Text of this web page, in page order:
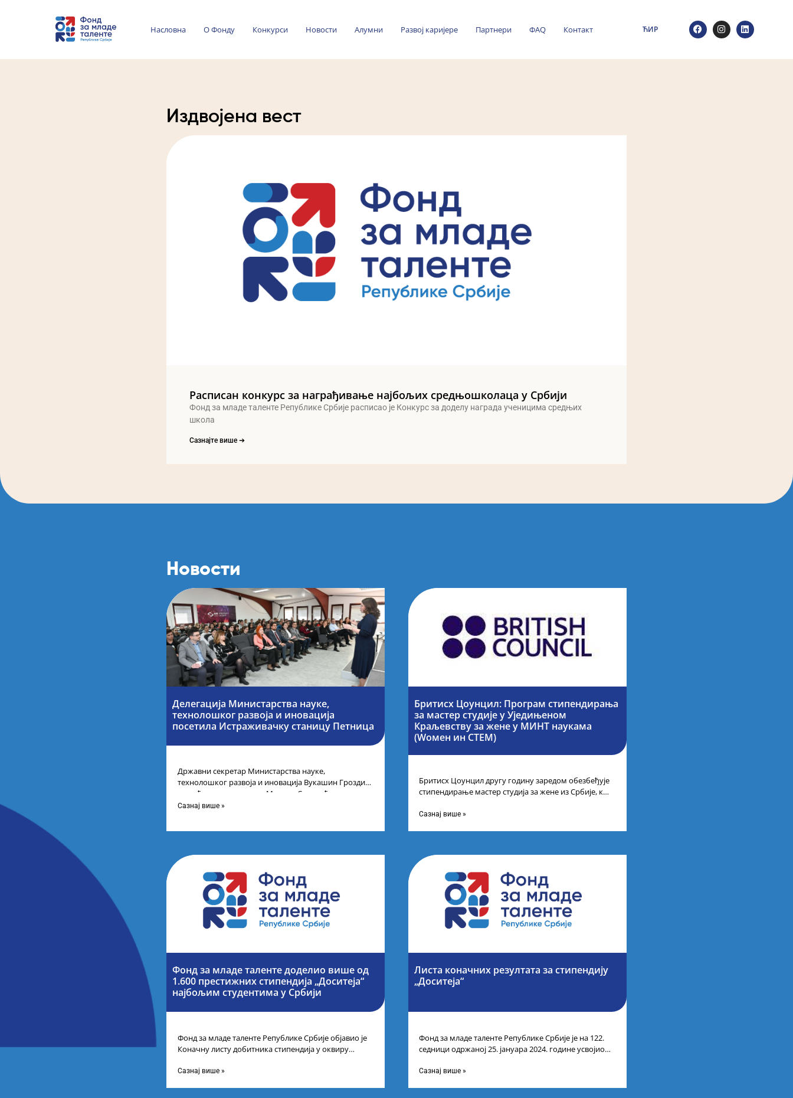
Насловна О Фонду Конкурси Новости Алумни Развој каријере Партнери ФАQ Контакт ЋИР
Издвојена вест
Расписан конкурс за награђивање најбољих средњошколаца у Србији
Фонд за младе таленте Републике Србије расписао је Конкурс за доделу награда ученицима средњих
школа
Сазнајте више ➔
Новости
Делегација Министарства науке,
технолошког развоја и иновација
посетила Истраживачку станицу Петница
Државни секретар Министарства науке,
технолошког развоја и иновација Вукашин Гроздић,
помоћник министра др Марина Соковић и
представници Центра за промоцију
Сазнај више »
Бритисх Цоунцил: Програм стипендирања
за мастер студије у Уједињеном
Краљевству за жене у МИНТ наукама
(Wомен ин СТЕМ)
Бритисх Цоунцил другу годину заредом обезбеђује
стипендирање мастер студија за жене из Србије, које
Сазнај више »
Фонд за младе таленте доделио више од
1.600 престижних стипендија „Доситеја“
најбољим студентима у Србији
Фонд за младе таленте Републике Србије објавио је
Коначну листу добитника стипендија у оквиру
завршне
Сазнај више »
Листа коначних резултата за стипендију
„Доситеја“
Фонд за младе таленте Републике Србије је на 122.
седници одржаној 25. јануара 2024. године усвојио
Сазнај више »